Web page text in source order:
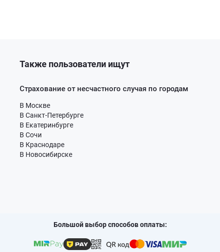
Также пользователи ищут
Страхование от несчастного случая по городам
В Москве
В Санкт-Петербурге
В Екатеринбурге
В Сочи
В Краснодаре
В Новосибирске
Большой выбор способов оплаты: